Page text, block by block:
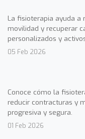
La fisioterapia ayuda a
movilidad y recuperar
personalizados y
05 Feb 2026
Conoce cómo la
reducir contracturas y
progresiva y segura.
01 Feb 2026